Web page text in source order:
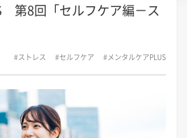
第8回「セルフケア編－ス
#ストレス #セルフケア #メンタルケアPLUS